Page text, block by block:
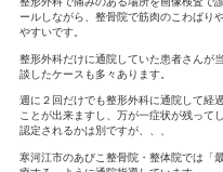
ていくことです。その理由
整形外科でのムチウチ治療
病院や整形外科でのムチウ
初診時には骨に異常がない